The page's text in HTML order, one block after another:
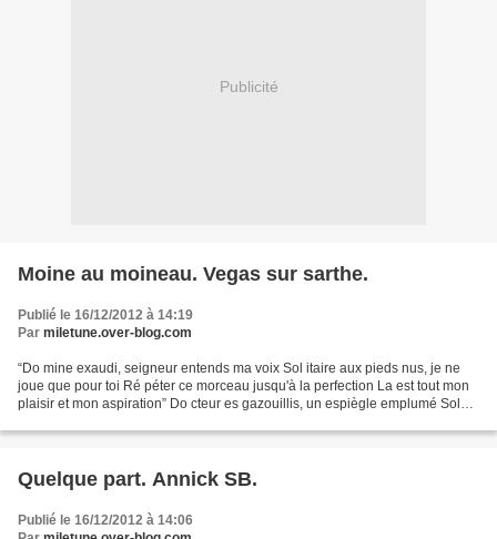
Publicité
Moine au moineau. Vegas sur sarthe.
Publié le 16/12/2012 à 14:19
Par miletune.over-blog.com
“Do mine exaudi, seigneur entends ma voix Sol itaire aux pieds nus, je ne
joue que pour toi Ré péter ce morceau jusqu'à la perfection La est tout mon
plaisir et mon aspiration” Do cteur es gazouillis, un espiègle emplumé Sol
Quelque part. Annick SB.
Publié le 16/12/2012 à 14:06